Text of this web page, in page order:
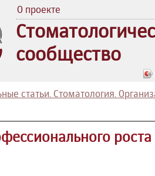
О проекте
сообщество
статьи. Стоматология.
роста